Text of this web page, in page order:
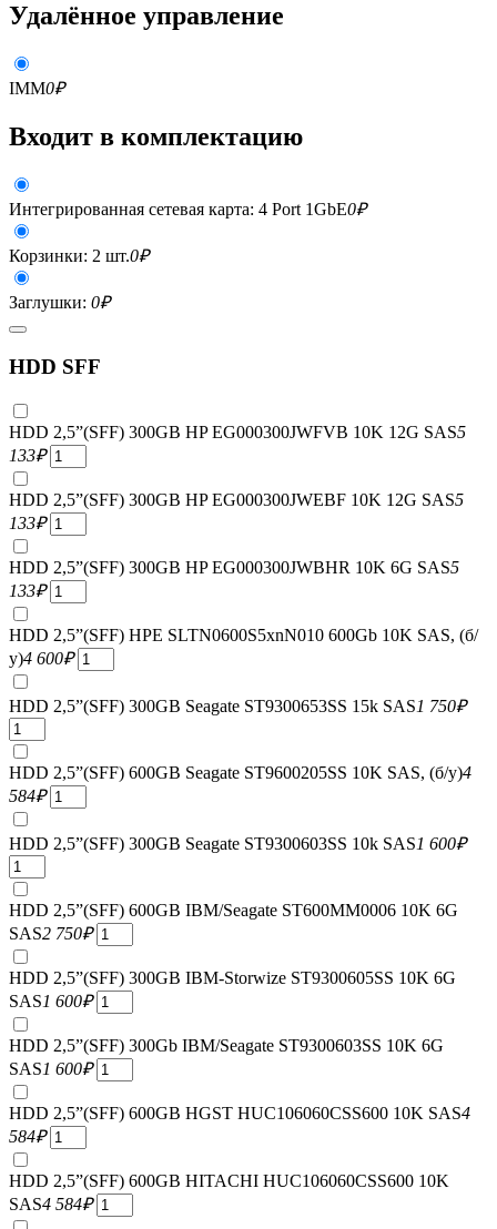
Удалённое управление
IMM0₽
Входит в комплектацию
Интегрированная сетевая карта: 4 Port 1GbE0₽
Корзинки: 2 шт.0₽
Заглушки: 0₽
HDD SFF
HDD 2,5”(SFF) 300GB HP EG000300JWFVB 10K 12G SAS5
133₽
HDD 2,5”(SFF) 300GB HP EG000300JWEBF 10K 12G SAS5
133₽
HDD 2,5”(SFF) 300GB HP EG000300JWBHR 10K 6G SAS5
133₽
HDD 2,5”(SFF) HPE SLTN0600S5xnN010 600Gb 10K SAS, (б/
у)4 600₽
HDD 2,5”(SFF) 300GB Seagate ST9300653SS 15k SAS1 750₽
HDD 2,5”(SFF) 600GB Seagate ST9600205SS 10K SAS, (б/у)4
584₽
HDD 2,5”(SFF) 300GB Seagate ST9300603SS 10k SAS1 600₽
HDD 2,5”(SFF) 600GB IBM/Seagate ST600MM0006 10K 6G
SAS2 750₽
HDD 2,5”(SFF) 300GB IBM-Storwize ST9300605SS 10K 6G
SAS1 600₽
HDD 2,5”(SFF) 300Gb IBM/Seagate ST9300603SS 10K 6G
SAS1 600₽
HDD 2,5”(SFF) 600GB HGST HUC106060CSS600 10K SAS4
584₽
HDD 2,5”(SFF) 600GB HITACHI HUC106060CSS600 10K
SAS4 584₽